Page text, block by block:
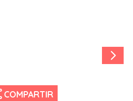
COMPARTIR